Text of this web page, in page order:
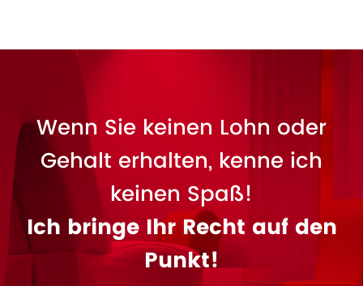
Wenn Sie keinen Lohn oder
Gehalt erhalten, kenne ich
keinen Spaß!
Ich bringe Ihr Recht auf den
Punkt!